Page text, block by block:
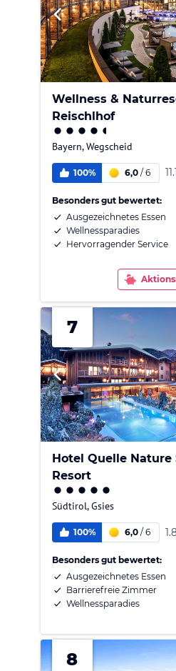
Wellness &
Reischlhof
Bayern,Wegscheid
100% 6,0/6
Besonders gut bewertet:
Ausgezeichnetes Essen
Wellnessparadies
Hervorragender Service
7
Hotel Quelle Nature
Resort
Südtirol,Gsies
100% 6,0/ 6
Besonders gut bewertet:
Ausgezeichnetes Essen
Barrierefreie Zimmer
Wellnessparadies
8